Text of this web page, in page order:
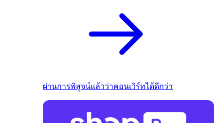
ผ่านการพิสูจน์แล้วว่าคอนเวิร์ทได้ดีกว่า